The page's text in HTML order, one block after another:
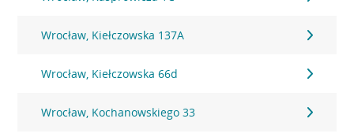
Wrocław, Kiełczowska 137A
Wrocław, Kiełczowska 66d
Wrocław, Kochanowskiego 33